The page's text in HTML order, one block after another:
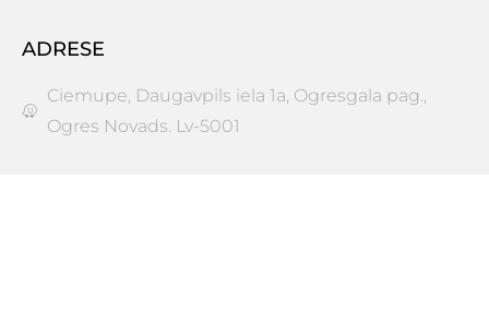
ADRESE
Ciemupe, Daugavpils iela 1a, Ogresgala pag.,
Ogres Novads. Lv-5001